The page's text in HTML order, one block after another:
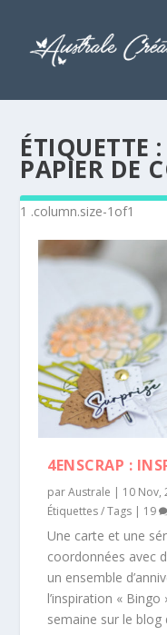
ÉTIQUETTE :
PAPIER DE
4ENSCRAP :
parAustrale | 10 Nov,
Étiquettes / Tags | 19
Une carte et une
coordonnées avec
un ensemble
l’inspiration «
semaine sur le blog